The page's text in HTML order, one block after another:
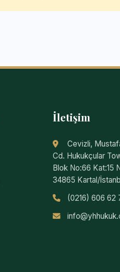
İletişim
Cevizli,
Cd. Hukukçular
Blok No:66 Kat:15
34865 Kartal/
(0216) 606 62